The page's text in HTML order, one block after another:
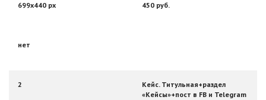
699х440 px 450 руб.
нет
2
Кейс. Титульная+раздел
«Кейсы»+пост в FB и Telegram